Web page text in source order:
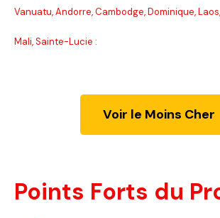
Vanuatu, Andorre, Cambodge, Dominique,
Mali, Sainte-Lucie :
Voir le Moins Cher
Points Forts du